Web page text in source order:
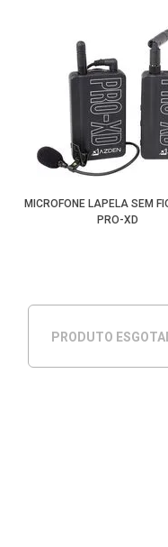
MICROFONE LAPELA SEM
PRO-XD
PRODUTO